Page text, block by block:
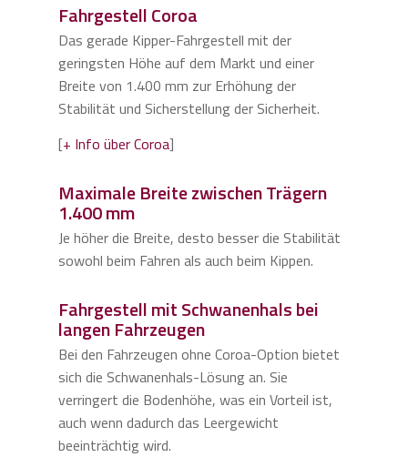
Fahrgestell Coroa
Das gerade Kipper-Fahrgestell mit der
geringsten Höhe auf dem Markt und einer
Breite von 1.400 mm zur Erhöhung der
Stabilität und Sicherstellung der Sicherheit.
[+ Info über Coroa]
Maximale Breite zwischen Trägern
1.400 mm
Je höher die Breite, desto besser die Stabilität
sowohl beim Fahren als auch beim Kippen.
Fahrgestell mit Schwanenhals bei
langen Fahrzeugen
Bei den Fahrzeugen ohne Coroa-Option bietet
sich die Schwanenhals-Lösung an. Sie
verringert die Bodenhöhe, was ein Vorteil ist,
auch wenn dadurch das Leergewicht
beeinträchtig wird.